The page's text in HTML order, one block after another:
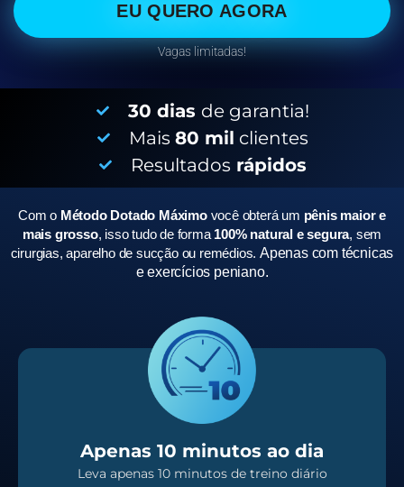
EU QUERO AGORA
Vagas limitadas!
30 dias de garantia!
Mais 80 mil clientes
Resultados rápidos
Com o Método Dotado Máximo você obterá um pênis maior e
mais grosso, isso tudo de forma 100% natural e segura, sem
cirurgias, aparelho de sucção ou remédios.Apenas com técnicas
e exercícios peniano.
Apenas 10 minutos ao dia
Leva apenas 10 minutos de treino diário